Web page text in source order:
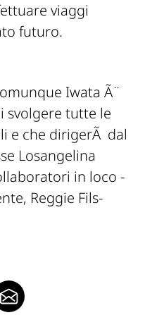
viaggi
futuro.
Iwata Ã¨
svolgere tutte le
e che dirigerÃ dal
Losangelina
in loco -
Reggie Fils-